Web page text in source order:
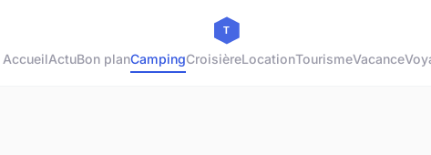
AccueilActuBon planCampingCroisièreLocationTourismeVacance